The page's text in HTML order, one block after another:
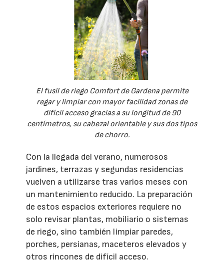
El fusil de riego Comfort de Gardena permite
regar y limpiar con mayor facilidad zonas de
difícil acceso gracias a su longitud de 90
centímetros, su cabezal orientable y sus dos tipos
de chorro.
Con la llegada del verano, numerosos
jardines, terrazas y segundas residencias
vuelven a utilizarse tras varios meses con
un mantenimiento reducido. La preparación
de estos espacios exteriores requiere no
solo revisar plantas, mobiliario o sistemas
de riego, sino también limpiar paredes,
porches, persianas, maceteros elevados y
otros rincones de difícil acceso.